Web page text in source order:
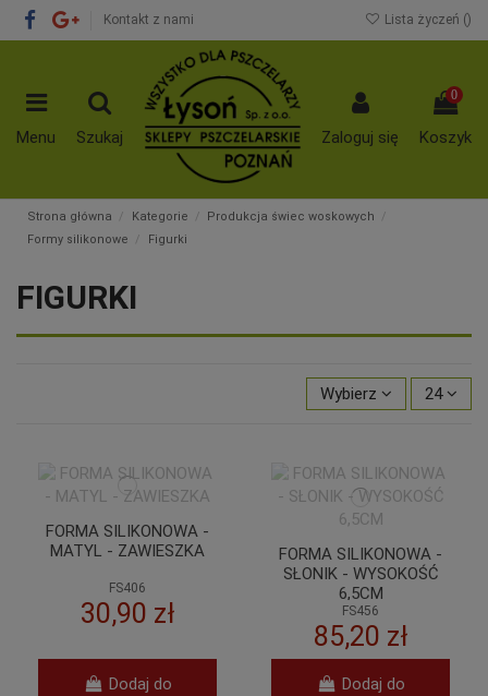
Kontakt z nami Lista życzeń ()
Menu Szukaj Zaloguj się
0
Koszyk
Strona główna Kategorie
Produkcja świec woskowych
Formy silikonowe
Figurki
FIGURKI
Wybierz 24
FORMA SILIKONOWA -
MATYL - ZAWIESZKA
FS406
30,90 zł
Dodaj do
FORMA SILIKONOWA -
SŁONIK - WYSOKOŚĆ
6,5CM
FS456
85,20 zł
Dodaj do